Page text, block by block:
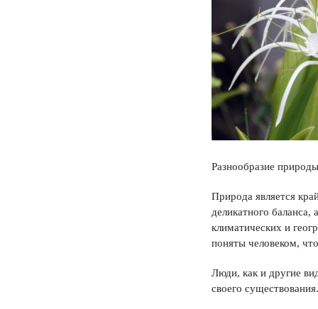
Разнообразие
Природа является
деликатного
климатических и
поняты человеком,
Люди, как и другие
своего существования.